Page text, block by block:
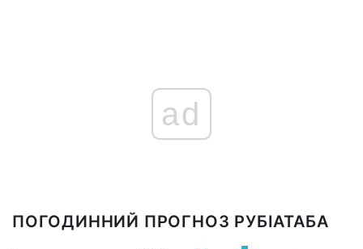
ad
ПОГОДИННИЙ ПРОГНОЗ РУБІАТАБА